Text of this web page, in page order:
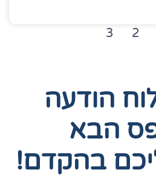
2
3
הודעה
הבא
בהקדם!